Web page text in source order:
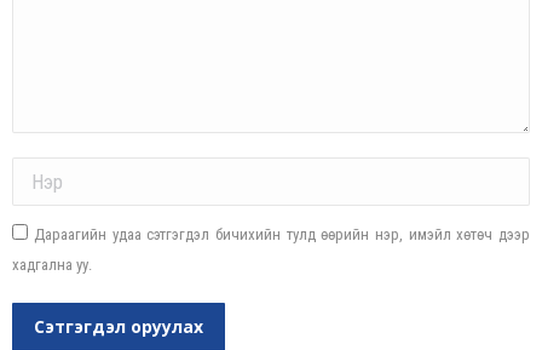
Дараагийн удаа сэтгэгдэл бичихийн тулд өөрийн нэр, имэйл хөтөч дээр
хадгална уу.
Сэтгэгдэл оруулах